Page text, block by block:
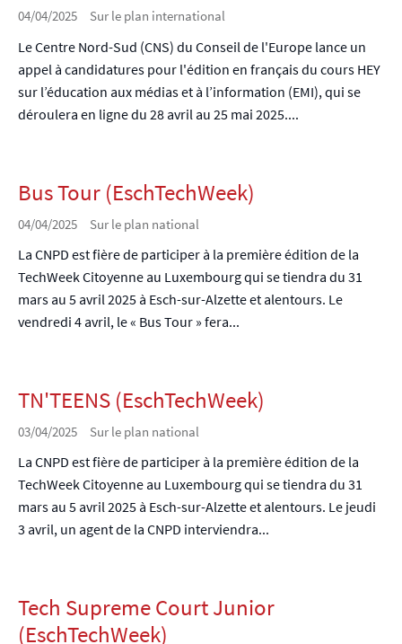
04/04/2025 Sur le plan international
Le Centre Nord-Sud (CNS) du Conseil de l'Europe lance un
appel à candidatures pour l'édition en français du cours HEY
sur l’éducation aux médias et à l’information (EMI), qui se
déroulera en ligne du 28 avril au 25 mai 2025....
Bus Tour (EschTechWeek)
04/04/2025 Sur le plan national
La CNPD est fière de participer à la première édition de la
TechWeek Citoyenne au Luxembourg qui se tiendra du 31
mars au 5 avril 2025 à Esch-sur-Alzette et alentours. Le
vendredi 4 avril, le « Bus Tour » fera...
TN'TEENS (EschTechWeek)
03/04/2025 Sur le plan national
La CNPD est fière de participer à la première édition de la
TechWeek Citoyenne au Luxembourg qui se tiendra du 31
mars au 5 avril 2025 à Esch-sur-Alzette et alentours. Le jeudi
3 avril, un agent de la CNPD interviendra...
Tech Supreme Court Junior
(EschTechWeek)